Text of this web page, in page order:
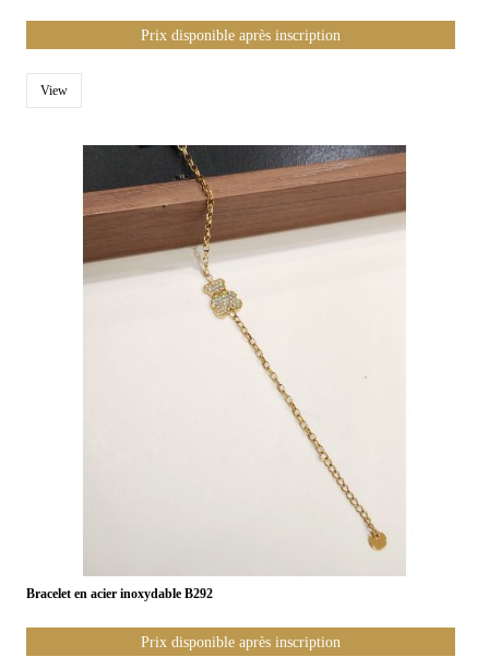
Prix disponible après inscription
View
Bracelet en acier inoxydable B292
Prix disponible après inscription